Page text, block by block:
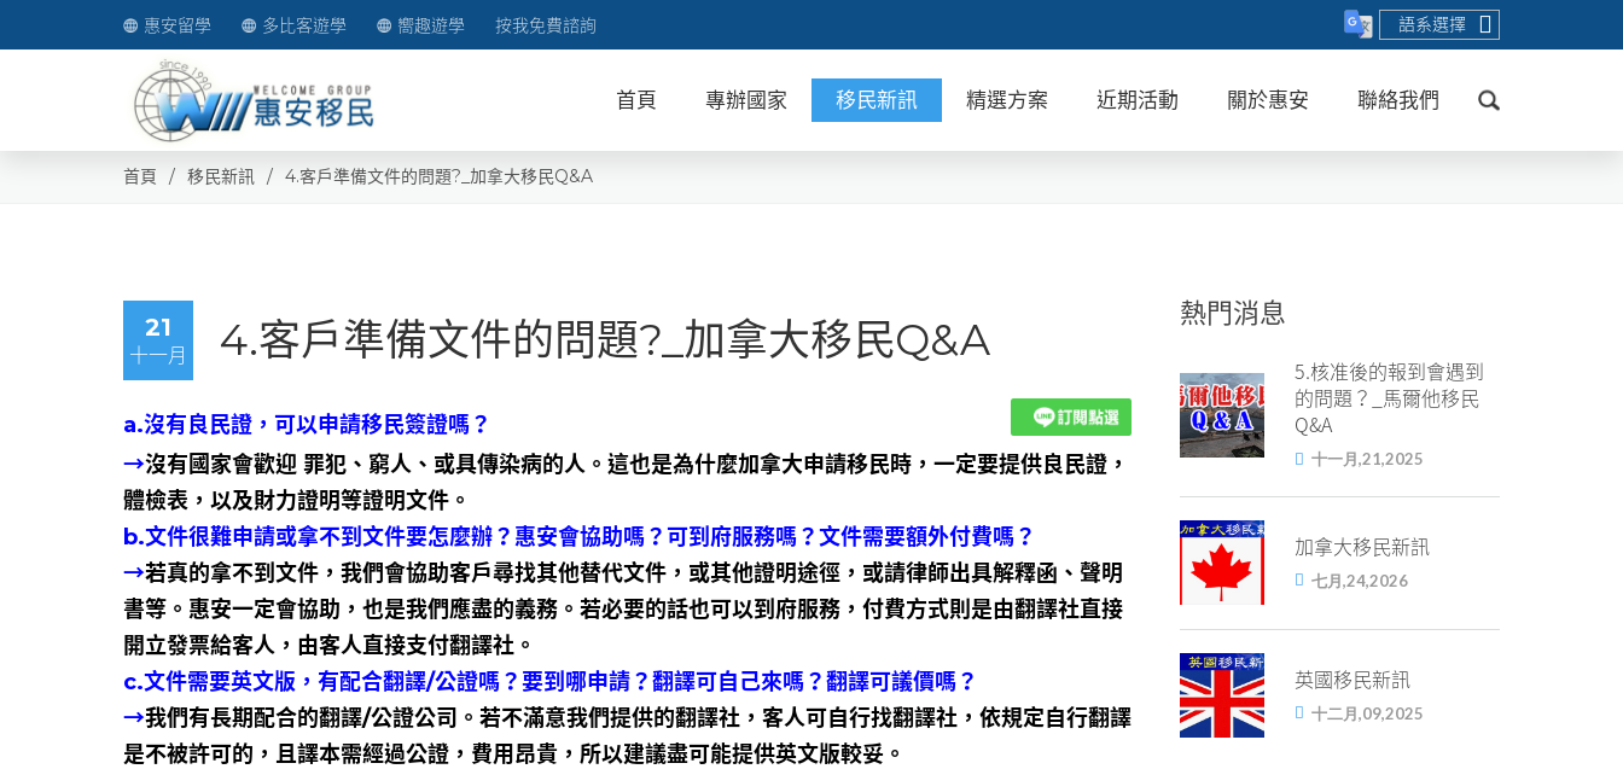
惠安留學 多比客遊學 嚮趣遊學 按我免費諮詢 語系選擇
首頁 專辦國家 移民新訊 精選方案 近期活動 關於惠安 聯絡我們
送出
首頁 移民新訊 4.客戶準備文件的問題?_加拿大移民Q&A
21
十一月 4.客戶準備文件的問題?_加拿大移民Q&A
a.沒有良民證，可以申請移民簽證嗎？
→沒有國家會歡迎 罪犯、窮人、或具傳染病的人。這也是為什麼加拿大申請移民時，一定要提供良民證，
體檢表，以及財力證明等證明文件。
b.文件很難申請或拿不到文件要怎麼辦？惠安會協助嗎？可到府服務嗎？文件需要額外付費嗎？
→若真的拿不到文件，我們會協助客戶尋找其他替代文件，或其他證明途徑，或請律師出具解釋函、聲明
書等。惠安一定會協助，也是我們應盡的義務。若必要的話也可以到府服務，付費方式則是由翻譯社直接
開立發票給客人，由客人直接支付翻譯社。
c.文件需要英文版，有配合翻譯/公證嗎？要到哪申請？翻譯可自己來嗎？翻譯可議價嗎？
→我們有長期配合的翻譯/公證公司。若不滿意我們提供的翻譯社，客人可自行找翻譯社，依規定自行翻譯
是不被許可的，且譯本需經過公證，費用昂貴，所以建議盡可能提供英文版較妥。
熱門消息
5.核准後的報到會遇到
的問題？_馬爾他移民
Q&A
十一月,21,2025
加拿大移民新訊
七月,24,2026
英國移民新訊
十二月,09,2025